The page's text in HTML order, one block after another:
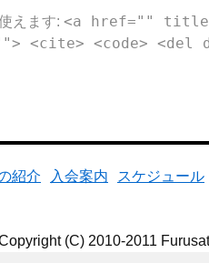
えます: <a href=""
<cite> <code> <del
紹介 入会案内
スケジュール
(C) 2010-2011